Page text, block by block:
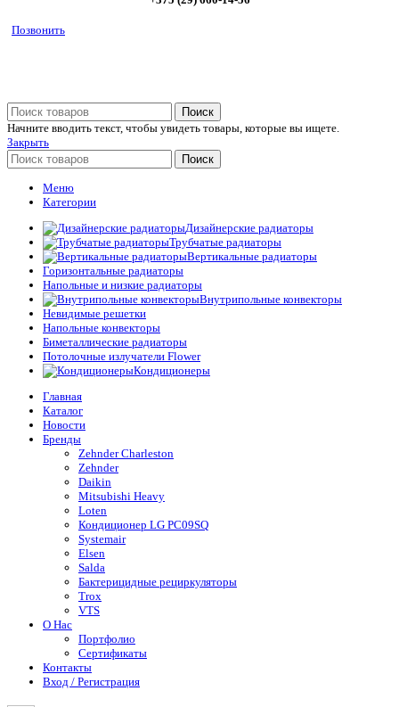
Позвонить
Поиск
Начните вводить текст, чтобы увидеть товары, которые вы ищете.
Закрыть
Поиск
Меню
Категории
Дизайнерские радиаторы
Трубчатые радиаторы
Вертикальные радиаторы
Горизонтальные радиаторы
Напольные и низкие радиаторы
Внутрипольные конвекторы
Невидимые решетки
Напольные конвекторы
Биметаллические радиаторы
Потолочные излучатели Flower
Кондиционеры
Главная
Каталог
Новости
Бренды
Zehnder Charleston
Zehnder
Daikin
Mitsubishi Heavy
Loten
Кондиционер LG PC09SQ
Systemair
Elsen
Salda
Бактерицидные рециркуляторы
Trox
VTS
О Нас
Портфолио
Сертификаты
Контакты
Вход / Регистрация